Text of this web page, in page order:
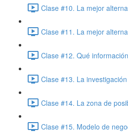
Clase #10. La mejor
Clase #11. La mejor
Clase #12. Qué
Clase #13. La
Clase #14. La zona de
Clase #15. Modelo de